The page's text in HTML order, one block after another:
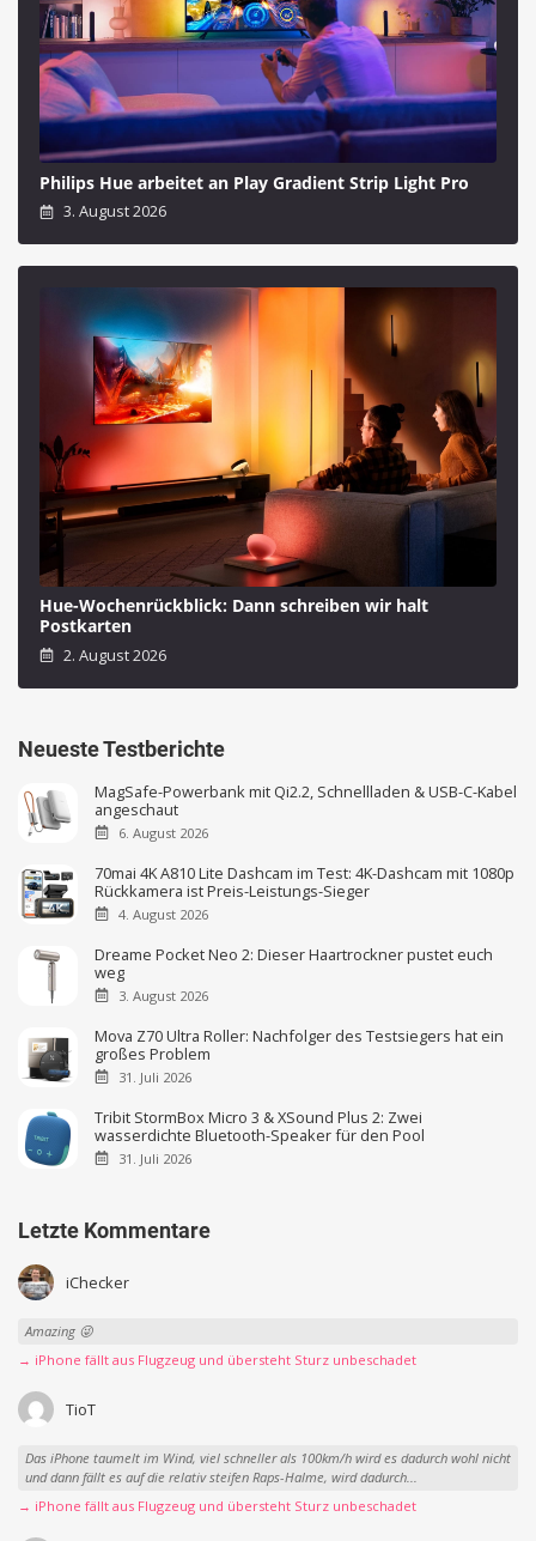
Philips Hue arbeitet an Play Gradient Strip Light Pro
3. August 2026
Hue-Wochenrückblick: Dann schreiben wir halt
Postkarten
2. August 2026
Neueste Testberichte
MagSafe-Powerbank mit Qi2.2, Schnellladen & USB-C-Kabel
angeschaut
6. August 2026
70mai 4K A810 Lite Dashcam im Test: 4K-Dashcam mit 1080p
Rückkamera ist Preis-Leistungs-Sieger
4. August 2026
Dreame Pocket Neo 2: Dieser Haartrockner pustet euch
weg
3. August 2026
Mova Z70 Ultra Roller: Nachfolger des Testsiegers hat ein
großes Problem
31. Juli 2026
Tribit StormBox Micro 3 & XSound Plus 2: Zwei
wasserdichte Bluetooth-Speaker für den Pool
31. Juli 2026
Letzte Kommentare
iChecker
Amazing 😜
→ iPhone fällt aus Flugzeug und übersteht Sturz unbeschadet
TioT
Das iPhone taumelt im Wind, viel schneller als 100km/h wird es dadurch wohl nicht
und dann fällt es auf die relativ steifen Raps-Halme, wird dadurch...
→ iPhone fällt aus Flugzeug und übersteht Sturz unbeschadet